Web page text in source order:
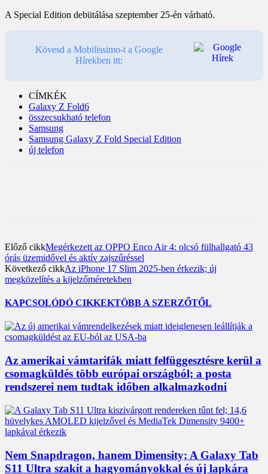
A Special Edition debütálása szeptember 25-én várható.
Kövesd a Mobilissimo-t a Google
Hírekben itt:
CÍMKÉK
Galaxy Z Fold6
összecsukható telefon
Samsung
Samsung Galaxy Z Fold Special Edition
új telefon
Előző cikkMegérkezett az OPPO Enco Air 4: olcsó fülhallgató 43
órás üzemidővel és aktív zajszűréssel
Következő cikkAz iPhone 17 Slim 2025-ben érkezik; új
megközelítés a kijelzőméretekben
KAPCSOLÓDÓ CIKKEKTÖBB A SZERZŐTŐL
Az amerikai vámtarifák miatt felfüggesztésre kerül a
csomagküldés több európai országból; a posta
rendszerei nem tudtak időben alkalmazkodni
Nem Snapdragon, hanem Dimensity; A Galaxy Tab
S11 Ultra szakít a hagyományokkal és új lapkára